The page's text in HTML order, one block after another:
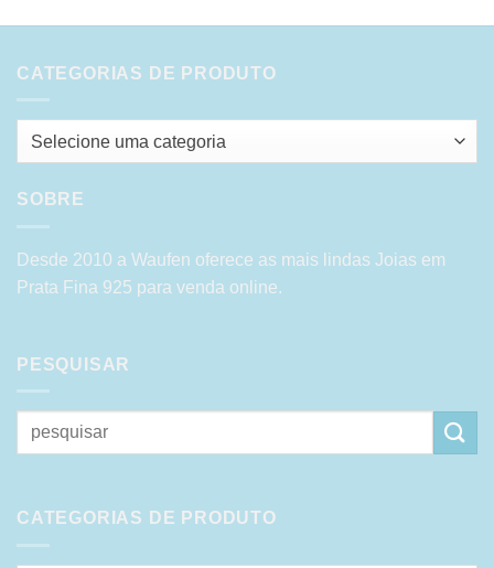
CATEGORIAS DE PRODUTO
Selecione uma categoria
SOBRE
Desde 2010 a Waufen oferece as mais lindas Joias em
Prata Fina 925 para venda online.
PESQUISAR
Pesquisar
por:
CATEGORIAS DE PRODUTO